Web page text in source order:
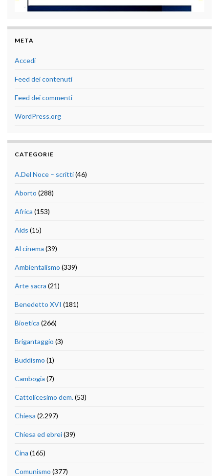
META
Accedi
Feed dei contenuti
Feed dei commenti
WordPress.org
CATEGORIE
A.Del Noce – scritti(46)
Aborto (288)
Africa (153)
Aids (15)
Al cinema (39)
Ambientalismo (339)
Arte sacra (21)
Benedetto XVI (181)
Bioetica (266)
Brigantaggio (3)
Buddismo (1)
Cambogia (7)
Cattolicesimo dem.(53)
Chiesa (2.297)
Chiesa ed ebrei(39)
Cina (165)
Comunismo (377)